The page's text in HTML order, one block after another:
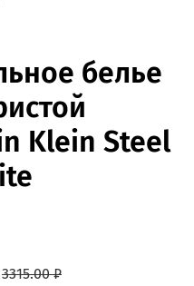
белье
Klein Steel
3315.00 ₽